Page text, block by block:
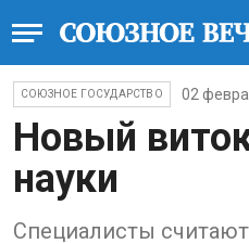
СОЮЗНОЕ ГОСУДАРСТВО 02
Новый
науки
Специалисты